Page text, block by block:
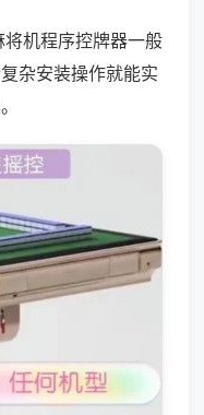
机程序控牌器一般
杂安装操作就能实